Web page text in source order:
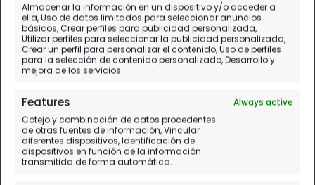
Almacenar la información en un dispositivo y/o acceder a
ella, Uso de datos limitados para seleccionar anuncios
básicos, Crear perfiles para publicidad personalizada,
Utilizar perfiles para seleccionar la publicidad personalizada,
Crear un perfil para personalizar el contenido, Uso de perfiles
para la selección de contenido personalizado, Desarrollo y
mejora de los servicios.
Features
Always active
Cotejo y combinación de datos procedentes
de otras fuentes de información, Vincular
diferentes dispositivos, Identificación de
dispositivos en función de la información
transmitida de forma automática.